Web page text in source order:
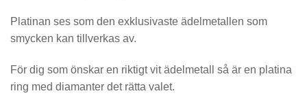
Platinan ses som den exklusivaste ädelmetallen som
smycken kan tillverkas av.
För dig som önskar en riktigt vit ädelmetall så är en platina
ring med diamanter det rätta valet.